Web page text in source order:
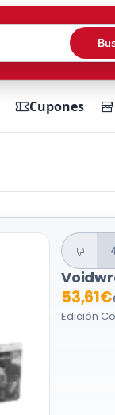
Cupones
53,61€
Edición